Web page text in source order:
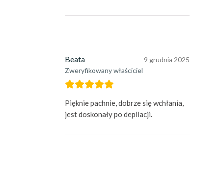
Beata
Zweryfikowany właściciel
9 grudnia 2025
Pięknie pachnie, dobrze się wchłania,
jest doskonały po depilacji.